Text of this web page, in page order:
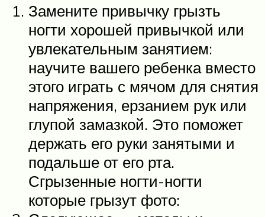
Замените привычку грызть
ногти хорошей привычкой или
увлекательным занятием:
научите вашего ребенка вместо
этого играть с мячом для снятия
напряжения, ерзанием рук или
глупой замазкой. Это поможет
держать его руки занятыми и
подальше от его рта.
Сгрызенные ногти-ногти
которые грызут фото: